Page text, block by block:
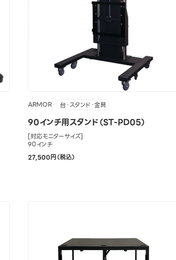
ARMOR 台・スタンド・金具
90インチ用スタンド（ST-PD05）
[対応モニターサイズ]
90インチ
27,500円（税込）